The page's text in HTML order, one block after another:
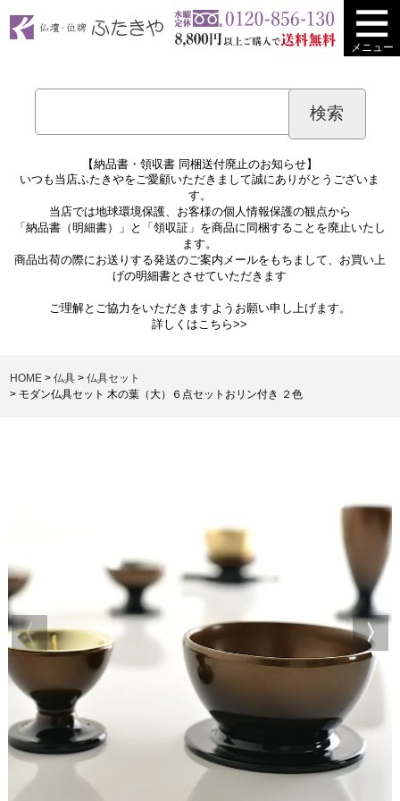
メニュー
【納品書・領収書 同梱送付廃止のお知らせ】
いつも当店ふたきやをご愛顧いただきまして誠にありがとうございま
す。
当店では地球環境保護、お客様の個人情報保護の観点から
「納品書（明細書）」と「領収証」を商品に同梱することを廃止いたし
ます。
商品出荷の際にお送りする発送のご案内メールをもちまして、お買い上
げの明細書とさせていただきます
ご理解とご協力をいただきますようお願い申し上げます。
詳しくはこちら>>
HOME 仏具
仏具セット
モダン仏具セット 木の葉（大）６点セットおリン付き ２色